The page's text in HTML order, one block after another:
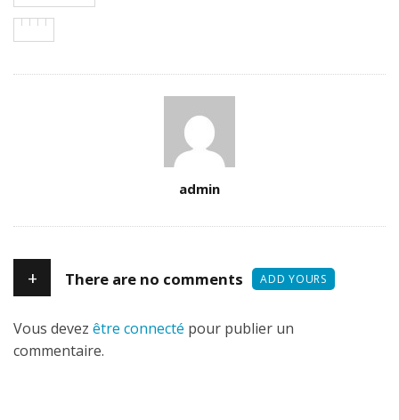
admin
+ There are no comments ADD YOURS
Vous devez être connecté pour publier un
commentaire.